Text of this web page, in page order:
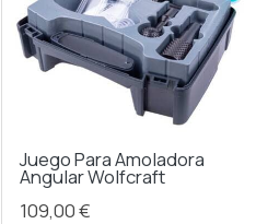
Juego Para Amoladora
Angular Wolfcraft
109,00 €